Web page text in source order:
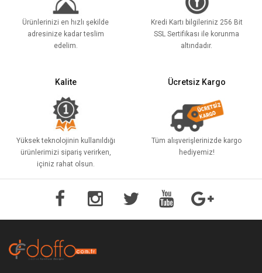
Ürünlerinizi en hızlı şekilde
adresinize kadar teslim
edelim.
Kredi Kartı bilgileriniz 256 Bit
SSL Sertifikası ile korunma
altındadır.
Kalite
Yüksek teknolojinin kullanıldığı
ürünlerimizi sipariş verirken,
içiniz rahat olsun.
Ücretsiz Kargo
Tüm alışverişlerinizde kargo
hediyemiz!